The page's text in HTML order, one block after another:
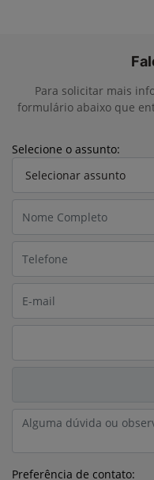
Para solicitar mais
formulário abaixo que
Selecione o assunto:
Preferência de contato: